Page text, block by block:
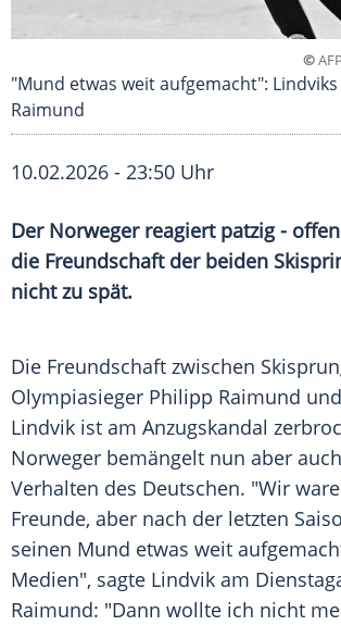
©
"Mund etwas weit aufgemacht":
Raimund
10.02.2026 - 23:50 Uhr
Der Norweger reagiert patzig -
die Freundschaft der beiden
nicht zu spät.
Die Freundschaft zwischen
Olympiasieger Philipp Raimund
Lindvik ist am Anzugskandal
Norweger bemängelt nun aber
Verhalten des Deutschen. "Wir
Freunde, aber nach der letzten
seinen Mund etwas weit
Medien", sagte Lindvik am
Raimund: "Dann wollte ich nicht